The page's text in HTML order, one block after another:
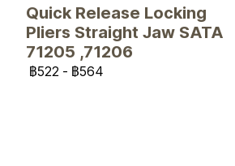
Quick Release Locking
Pliers Straight Jaw SATA
71205 ,71206
฿522 - ฿564